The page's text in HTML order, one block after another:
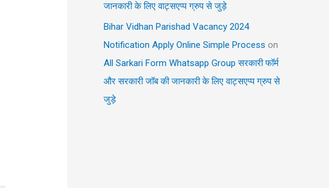
जानकारी के लिए वाट्सएप्प ग्रुप से जुड़े
Bihar Vidhan Parishad Vacancy 2024
Notification Apply Online Simple Process on
All Sarkari Form Whatsapp Group सरकारी फॉर्म
और सरकारी जॉब की जानकारी के लिए वाट्सएप्प ग्रुप से
जुड़े